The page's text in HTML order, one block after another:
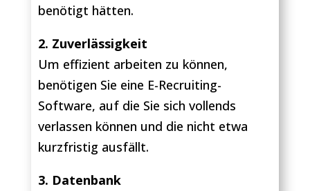
benötigt hätten.
2. Zuverlässigkeit
Um effizient arbeiten zu können,
benötigen Sie eine E-Recruiting-
Software, auf die Sie sich vollends
verlassen können und die nicht etwa
kurzfristig ausfällt.
3. Datenbank